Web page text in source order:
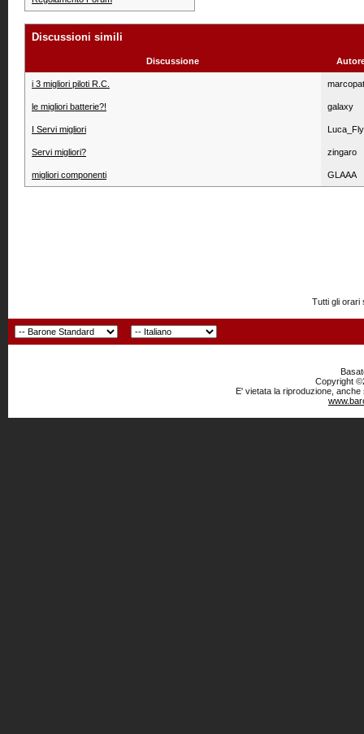
Discussioni simili
Discussione
i 3 migliori piloti R.C.
le migliori batterie?! galaxy
I Servi migliori Luca_Fly
Servi migliori? zingaro
migliori componenti GLAAA
Tutti gli orari
Copyright
E' vietata la riproduzione,